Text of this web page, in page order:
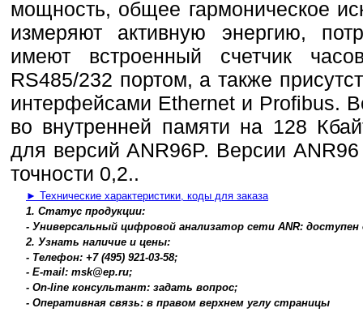
мощность, общее гармоническое
измеряют активную энергию,
имеют встроенный счетчик
RS485/232 портом, а также
интерфейсами Ethernet и Profibus.
во внутренней памяти на 128
для версий ANR96P. Версии
точности 0,2..
► Технические характеристики, коды для заказа
1. Статус продукции:
- Универсальный цифровой анализатор сети ANR:
2. Узнать наличие и цены:
- Телефон: +7 (495) 921-03-58;
- E-mail: msk@ep.ru;
- On-line консультант: задать вопрос;
- Оперативная связь: в правом верхнем углу страницы